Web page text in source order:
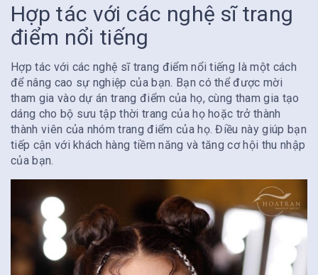
Hợp tác với các nghệ sĩ trang
điểm nổi tiếng
Hợp tác với các nghệ sĩ trang điểm nổi tiếng là một cách
để nâng cao sự nghiệp của bạn. Bạn có thể được mời
tham gia vào dự án trang điểm của họ, cùng tham gia tạo
dáng cho bộ sưu tập thời trang của họ hoặc trở thành
thành viên của nhóm trang điểm của họ. Điều này giúp bạn
tiếp cận với khách hàng tiềm năng và tăng cơ hội thu nhập
của bạn.